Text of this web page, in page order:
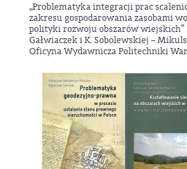
„Problematyka integracji prac
zakresu gospodarowania zasobami
polityki rozwoju obszarów
Gałwiaczek i K. Sobolewskiej –
Oficyna Wydawnicza Politechniki